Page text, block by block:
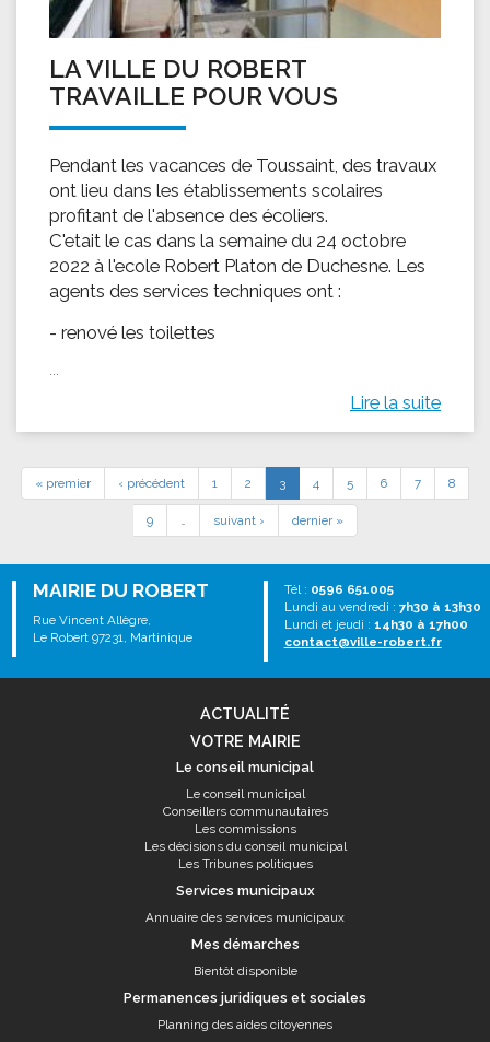
LA VILLE DU ROBERT
TRAVAILLE POUR VOUS
Pendant les vacances de Toussaint, des travaux
ont lieu dans les établissements scolaires
profitant de l'absence des écoliers.
C'etait le cas dans la semaine du 24 octobre
2022 à l'ecole Robert Platon de Duchesne. Les
agents des services techniques ont :
- renové les toilettes
...
Lire la suite
« premier ‹ précédent 1 2 3 4 5 6 7 8
9 … suivant › dernier »
MAIRIE DU ROBERT
Rue Vincent Allègre,
Le Robert 97231, Martinique
Tél : 0596 651005
Lundi au vendredi : 7h30 à 13h30
Lundi et jeudi : 14h30 à 17h00
contact@ville-robert.fr
ACTUALITÉ
VOTRE MAIRIE
Le conseil municipal
Le conseil municipal
Conseillers communautaires
Les commissions
Les décisions du conseil municipal
Les Tribunes politiques
Services municipaux
Annuaire des services municipaux
Mes démarches
Bientôt disponible
Permanences juridiques et sociales
Planning des aides citoyennes